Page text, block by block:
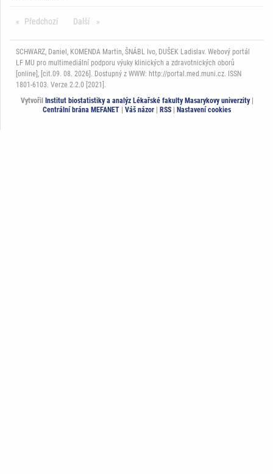
Předchozí stránkaDalší stránka
SCHWARZ, Daniel, KOMENDA Martin, ŠNÁBL Ivo, DUŠEK Ladislav. Webový portál
LF MU pro multimediální podporu výuky klinických a zdravotnických oborů
[online], [cit.09. 08. 2026]. Dostupný z WWW: http://portal.med.muni.cz. ISSN
1801-6103. Verze 2.2.0 [2021].
Vytvořil Institut biostatistiky a analýz Lékařské fakulty Masarykovy univerzity|
Centrální brána MEFANET | Váš názor | RSS | Nastavení cookies